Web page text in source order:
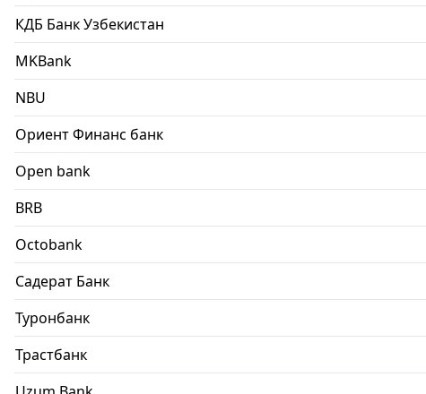
КДБ Банк Узбекистан
MKBank
NBU
Ориент Финанс банк
Open bank
BRB
Octobank
Садерат Банк
Туронбанк
Трастбанк